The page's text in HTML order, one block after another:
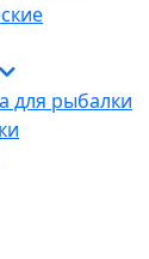
для рыбалки